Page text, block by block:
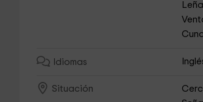
Leña
Idiomas
Situación